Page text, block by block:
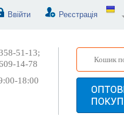
Ввійти Реєстрація
51-13;
14-78
18:00
Кошик